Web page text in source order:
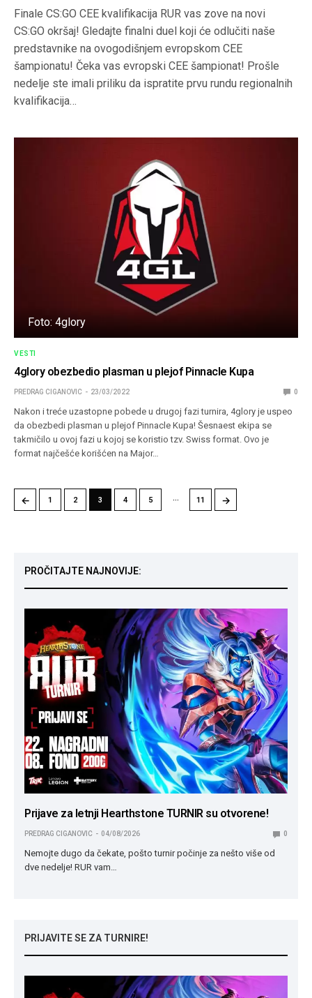
Finale CS:GO CEE kvalifikacija RUR vas zove na novi
CS:GO okršaj! Gledajte finalni duel koji će odlučiti naše
predstavnike na ovogodišnjem evropskom CEE
šampionatu! Čeka vas evropski CEE šampionat! Prošle
nedelje ste imali priliku da ispratite prvu rundu regionalnih
kvalifikacija…
Foto: 4glory
VESTI
4glory obezbedio plasman u plejof Pinnacle Kupa
PREDRAG CIGANOVIC 23/03/2022 0
Nakon i treće uzastopne pobede u drugoj fazi turnira, 4glory je uspeo
da obezbedi plasman u plejof Pinnacle Kupa! Šesnaest ekipa se
takmičilo u ovoj fazi u kojoj se koristio tzv. Swiss format. Ovo je
format najčešće korišćen na Major…
← 1 2 3 4 5 11 →
PROČITAJTE NAJNOVIJE:
Prijave za letnji Hearthstone TURNIR su otvorene!
PREDRAG CIGANOVIC 04/08/2026 0
Nemojte dugo da čekate, pošto turnir počinje za nešto više od
dve nedelje! RUR vam…
PRIJAVITE SE ZA TURNIRE!